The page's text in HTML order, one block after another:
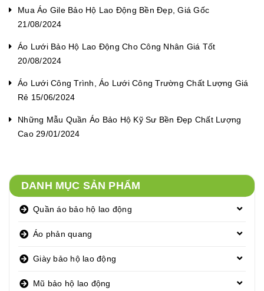
Mua Áo Gile Bảo Hộ Lao Động Bền Đẹp, Giá Gốc
21/08/2024
Áo Lưới Bảo Hộ Lao Động Cho Công Nhân Giá Tốt
20/08/2024
Áo Lưới Công Trình, Áo Lưới Công Trường Chất Lượng Giá
Rẻ 15/06/2024
Những Mẫu Quần Áo Bảo Hộ Kỹ Sư Bền Đẹp Chất Lượng
Cao 29/01/2024
DANH MỤC SẢN PHẨM
Quần áo bảo hộ lao động
Áo phản quang
Giày bảo hộ lao động
Mũ bảo hộ lao động